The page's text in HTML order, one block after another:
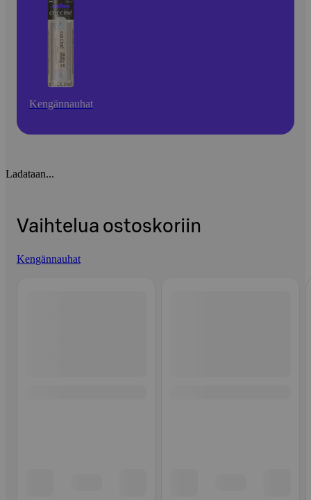
Kengännauhat
Ladataan...
Vaihtelua ostoskoriin
Kengännauhat